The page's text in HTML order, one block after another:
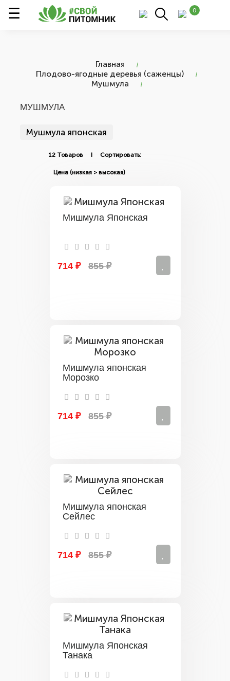
0
Главная
Плодово-ягодные деревья (саженцы)
Мушмула
МУШМУЛА
Мушмула японская
12 Товаров I Сортировать:
Мишмула Японская
714 ₽ 855 ₽
Мишмула японская
Морозко
714 ₽ 855 ₽
Мишмула японская
Сейлес
714 ₽ 855 ₽
Мишмула Японская
Танака